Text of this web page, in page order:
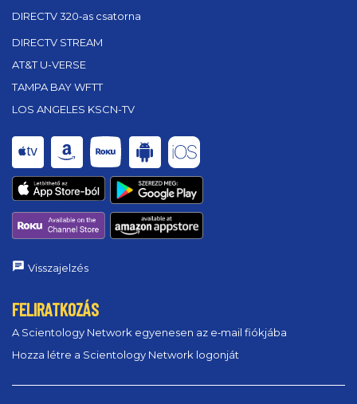
DIRECTV 320‑as csatorna
DIRECTV STREAM
AT&T U-VERSE
TAMPA BAY WFTT
LOS ANGELES KSCN-TV
Visszajelzés
FELIRATKOZÁS
A Scientology Network egyenesen az e‑mail fiókjába
Hozza létre a Scientology Network logonját